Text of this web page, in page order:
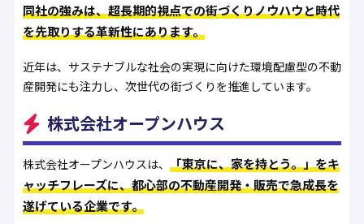
同社の強みは、超長期的視点での街づくりノウハウと時代
を先取りする革新性にあります。
近年は、サステナブルな社会の実現に向けた環境配慮型の不動
産開発にも注力し、次世代の街づくりを推進しています。
株式会社オープンハウス
株式会社オープンハウスは、 「東京に、家を持とう。」をキ
ャッチフレーズに、都心部の不動産開発・販売で急成長を
遂げている企業です。